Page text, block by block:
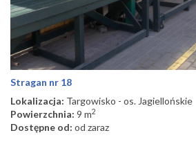
Stragan nr 18
Lokalizacja: Targowisko - os. Jagiellońskie
Powierzchnia: 9 m2
Dostępne od: od zaraz